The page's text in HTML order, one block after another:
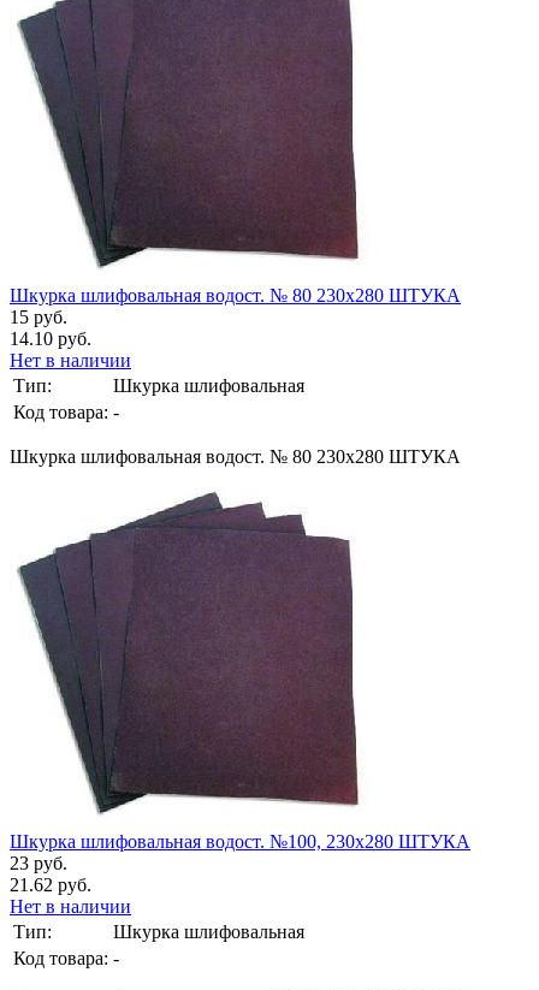
Шкурка шлифовальная водост. № 80 230х280 ШТУКА
15 руб.
14.10 руб.
Нет в наличии
Тип:
Шкурка шлифовальная
Код товара: -
Шкурка шлифовальная водост. № 80 230х280 ШТУКА
Шкурка шлифовальная водост. №100, 230х280 ШТУКА
23 руб.
21.62 руб.
Нет в наличии
Тип:
Шкурка шлифовальная
Код товара: -